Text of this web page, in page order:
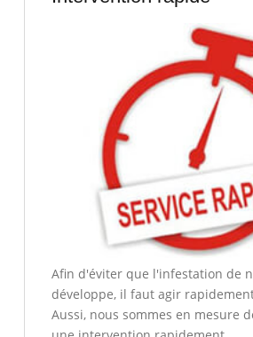
Afin d'éviter que l'infestation de
développe, il faut agir
Aussi, nous sommes en mesure